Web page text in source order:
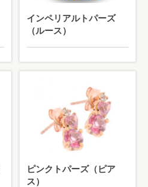
インペリアルトパーズ
（ルース）
ピンクトパーズ（ピア
ス）